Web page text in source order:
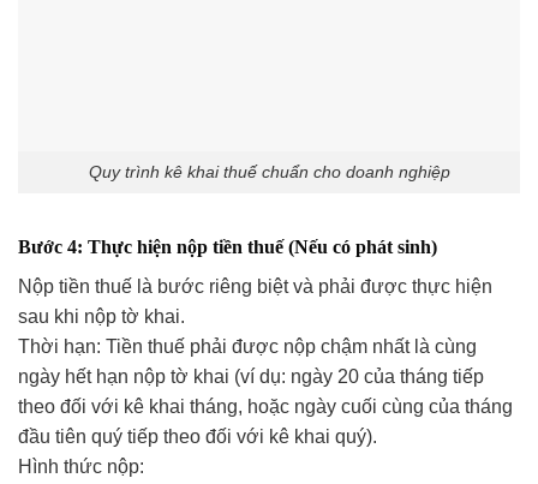
Quy trình kê khai thuế chuẩn cho doanh nghiệp
Bước 4: Thực hiện nộp tiền thuế (Nếu có phát sinh)
Nộp tiền thuế là bước riêng biệt và phải được thực hiện
sau khi nộp tờ khai.
Thời hạn: Tiền thuế phải được nộp chậm nhất là cùng
ngày hết hạn nộp tờ khai (ví dụ: ngày 20 của tháng tiếp
theo đối với kê khai tháng, hoặc ngày cuối cùng của tháng
đầu tiên quý tiếp theo đối với kê khai quý).
Hình thức nộp: